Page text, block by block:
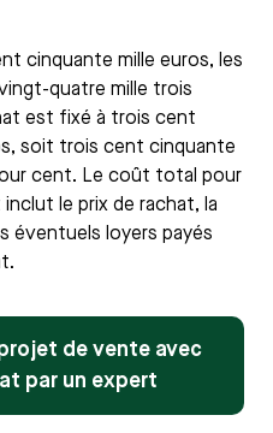
cinquante mille euros, les
quatre mille trois
est fixé à trois cent
soit trois cent cinquante
cent. Le coût total pour
le prix de rachat, la
éventuels loyers payés
de vente avec
par un expert